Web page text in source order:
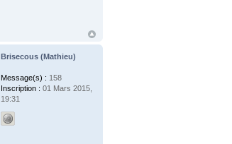
Brisecous (Mathieu)
Message(s) : 158
Inscription : 01 Mars 2015,
19:31